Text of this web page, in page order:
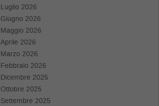
Luglio 2026
Giugno 2026
Maggio 2026
Aprile 2026
Marzo 2026
Febbraio 2026
Dicembre 2025
Ottobre 2025
Settembre 2025